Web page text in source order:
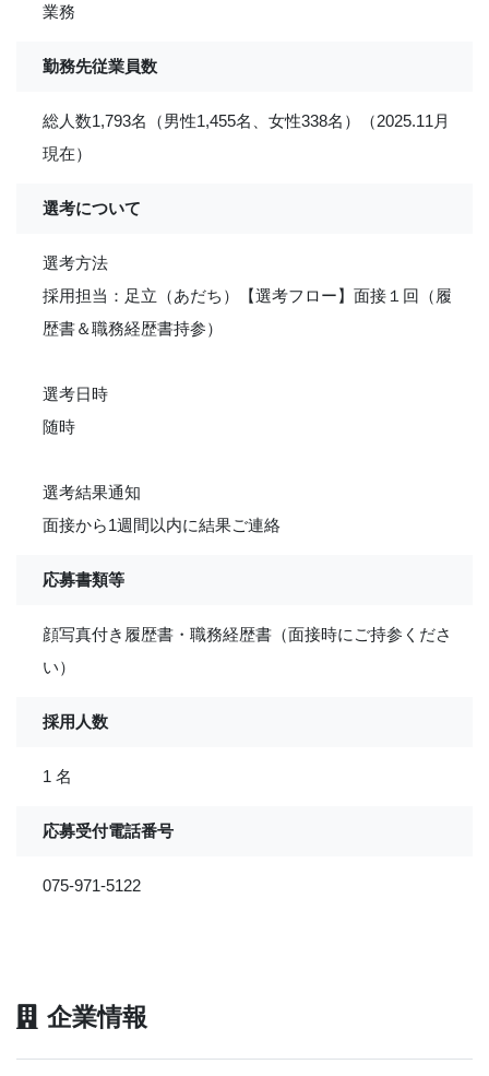
業務
勤務先従業員数
総人数1,793名（男性1,455名、女性338名）（2025.11月
現在）
選考について
選考方法
採用担当：足立（あだち）【選考フロー】面接１回（履
歴書＆職務経歴書持参）
選考日時
随時
選考結果通知
面接から1週間以内に結果ご連絡
応募書類等
顔写真付き履歴書・職務経歴書（面接時にご持参くださ
い）
採用人数
1 名
応募受付電話番号
075-971-5122
企業情報